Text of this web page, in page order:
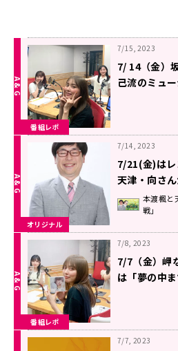
番組レポ
7/15, 2023
7/ 14（金）
己流のミュ
オリジナル
7/14, 2023
7/21(金)はレ
天津・向さ
のレコメン
本渡楓と
戦」
番組レポ
7/8, 2023
7/7（金）岬
は「夢の中
7/7, 2023